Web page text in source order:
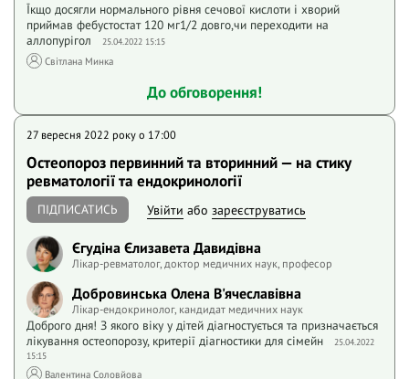
Їкщо досягли нормального рівня сечової кислоти і хворий
приймав фебустостат 120 мг1/2 довго,чи переходити на
аллопурігол
25.04.2022 15:15
Світлана Минка
До обговорення!
27 вересня 2022 року o 17:00
Остеопороз первинний та вторинний — на стику
ревматології та ендокринології
ПІДПИСАТИСЬ Увійти або зареєструватись
Єгудіна Єлизавета Давидівна
Лікар-ревматолог, доктор медичних наук, професор
Добровинська Олена В'ячеславівна
Лікар-ендокринолог, кандидат медичних наук
Доброго дня! З якого віку у дітей діагностується та призначається
лікування остеопорозу, критерії діагностики для сімейн
25.04.2022
15:15
Валентина Соловйова